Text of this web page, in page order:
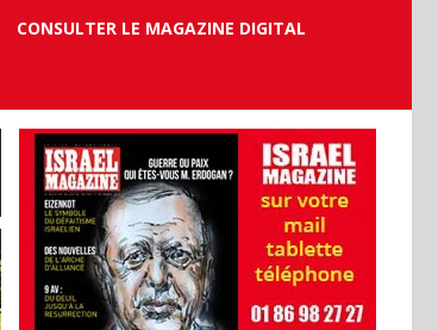
CONSULTER LE MAGAZINE DIGITAL